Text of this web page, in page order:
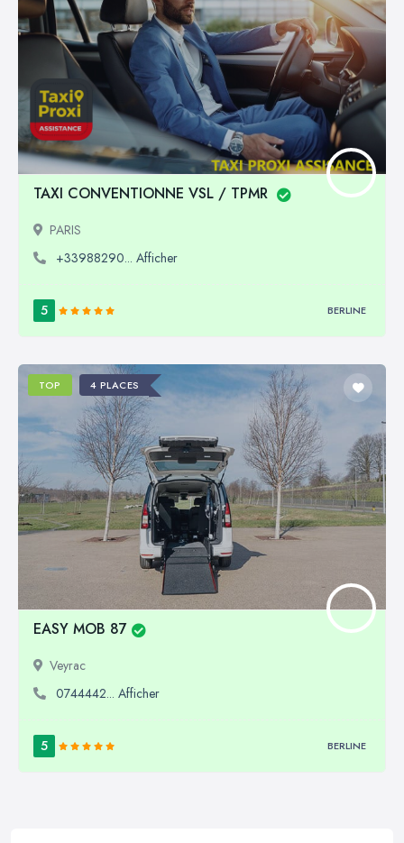
TAXI CONVENTIONNE VSL / TPMR
PARIS
+33988290... Afficher
5 BERLINE
TOP 4 PLACES
EASY MOB 87
Veyrac
0744442... Afficher
5 BERLINE